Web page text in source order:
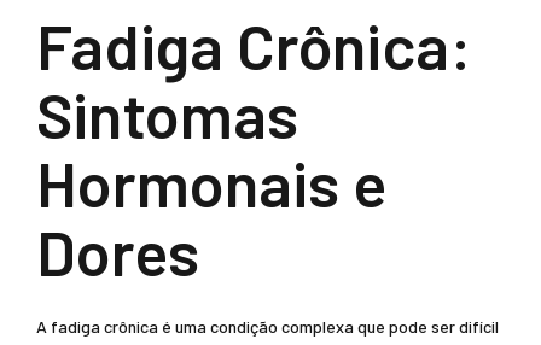
Fadiga Crônica:
Sintomas
Hormonais e
Dores
A fadiga crônica é uma condição complexa que pode ser difícil